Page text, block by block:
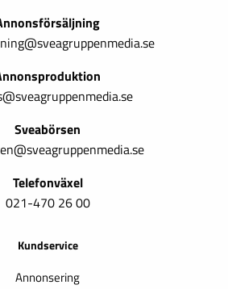
Sveabörsen
Telefonväxel
021-470 26 00
Kundservice
Annonsering